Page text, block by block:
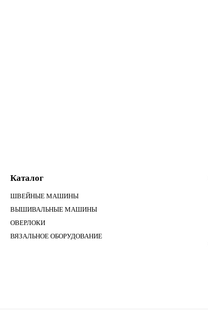
Каталог
ШВЕЙНЫЕ МАШИНЫ
ВЫШИВАЛЬНЫЕ МАШИНЫ
ОВЕРЛОКИ
ВЯЗАЛЬНОЕ ОБОРУДОВАНИЕ